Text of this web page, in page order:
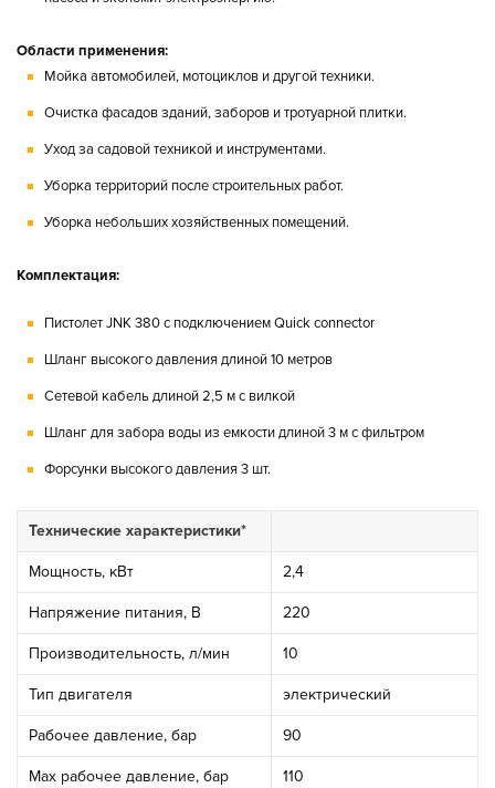
Области применения:
Мойка автомобилей, мотоциклов и другой техники.
Очистка фасадов зданий, заборов и тротуарной плитки.
Уход за садовой техникой и инструментами.
Уборка территорий после строительных работ.
Уборка небольших хозяйственных помещений.
Комплектация:
Пистолет JNK 380 с подключением Quick connector
Шланг высокого давления длиной 10 метров
Сетевой кабель длиной 2,5 м с вилкой
Шланг для забора воды из емкости длиной 3 м с фильтром
Форсунки высокого давления 3 шт.
Технические характеристики*
Мощность, кВт 2,4
Напряжение питания, В 220
Производительность, л/мин 10
Тип двигателя электрический
Рабочее давление, бар 90
Мах рабочее давление, бар 110